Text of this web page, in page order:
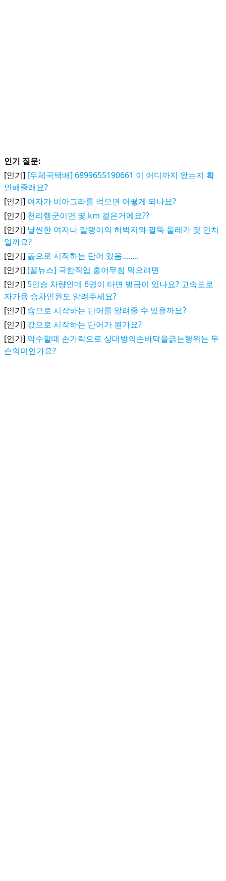
인기 질문:
[인기] [우체국택배] 6899655190661 이 어디까지 왔는지 확
인해줄래요?
[인기] 여자가 비아그라를 먹으면 어떻게 되나요?
[인기] 천리행군이면 몇 km 걸은거에요??
[인기] 날씬한 여자나 말랭이의 허벅지와 팔뚝 둘레가 몇 인치
일까요?
[인기] 돓으로 시작하는 단어 있음........
[인기] [꿀뉴스] 극한직업 홍어무침 먹으려면
[인기] 5인승 차량인데 6명이 타면 벌금이 있나요? 고속도로
자가용 승차인원도 알려주세요?
[인기] 슘으로 시작하는 단어를 알려줄 수 있을까요?
[인기] 값으로 시작하는 단어가 뭔가요?
[인기] 악수할때 손가락으로 상대방의손바닥을긁는행위는 무
슨의미인가요?